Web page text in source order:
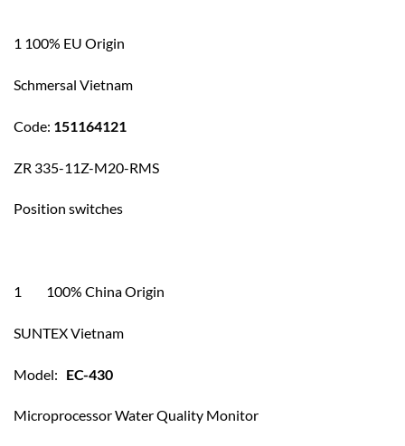
1 100% EU Origin
Schmersal Vietnam
Code: 151164121
ZR 335-11Z-M20-RMS
Position switches
1 100% China Origin
SUNTEX Vietnam
Model: EC-430
Microprocessor Water Quality Monitor